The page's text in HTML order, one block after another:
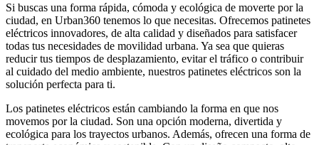
Si buscas una forma rápida, cómoda y ecológica de moverte por la
ciudad, en Urban360 tenemos lo que necesitas. Ofrecemos patinetes
eléctricos innovadores, de alta calidad y diseñados para satisfacer
todas tus necesidades de movilidad urbana. Ya sea que quieras
reducir tus tiempos de desplazamiento, evitar el tráfico o contribuir
al cuidado del medio ambiente, nuestros patinetes eléctricos son la
solución perfecta para ti.
Los patinetes eléctricos están cambiando la forma en que nos
movemos por la ciudad. Son una opción moderna, divertida y
ecológica para los trayectos urbanos. Además, ofrecen una forma de